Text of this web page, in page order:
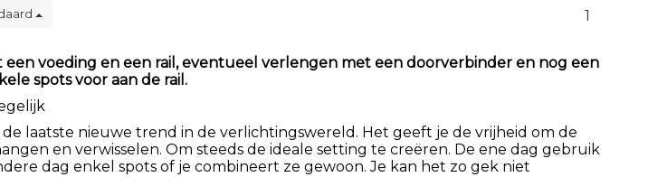
1
een voeding en een rail, eventueel verlengen met een doorverbinder en nog een
spots voor aan de rail.
de laatste nieuwe trend in de verlichtingswereld. Het geeft je de vrijheid om de
en verwisselen. Om steeds de ideale setting te creëren. De ene dag gebruik
dag enkel spots of je combineert ze gewoon. Je kan het zo gek niet